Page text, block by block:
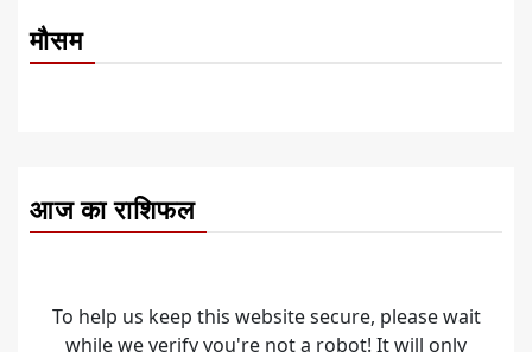
मौसम
आज का राशिफल